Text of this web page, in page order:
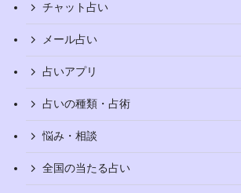
チャット占い
メール占い
占いアプリ
占いの種類・占術
悩み・相談
全国の当たる占い